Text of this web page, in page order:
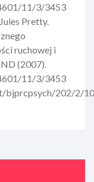
11/3/3453
Pretty.
ruchowej i
(2007).
11/3/3453
bjprcpsych/202/2/